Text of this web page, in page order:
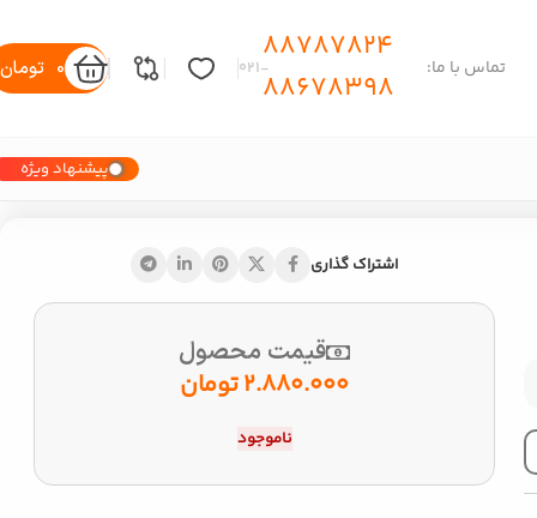
تماس با ما:
88787824
88678398-۰۲۱ 0 تومان
پیشنهاد ویژه
اشتراک گذاری
قیمت محصول
2.880.000تومان
ناموجود